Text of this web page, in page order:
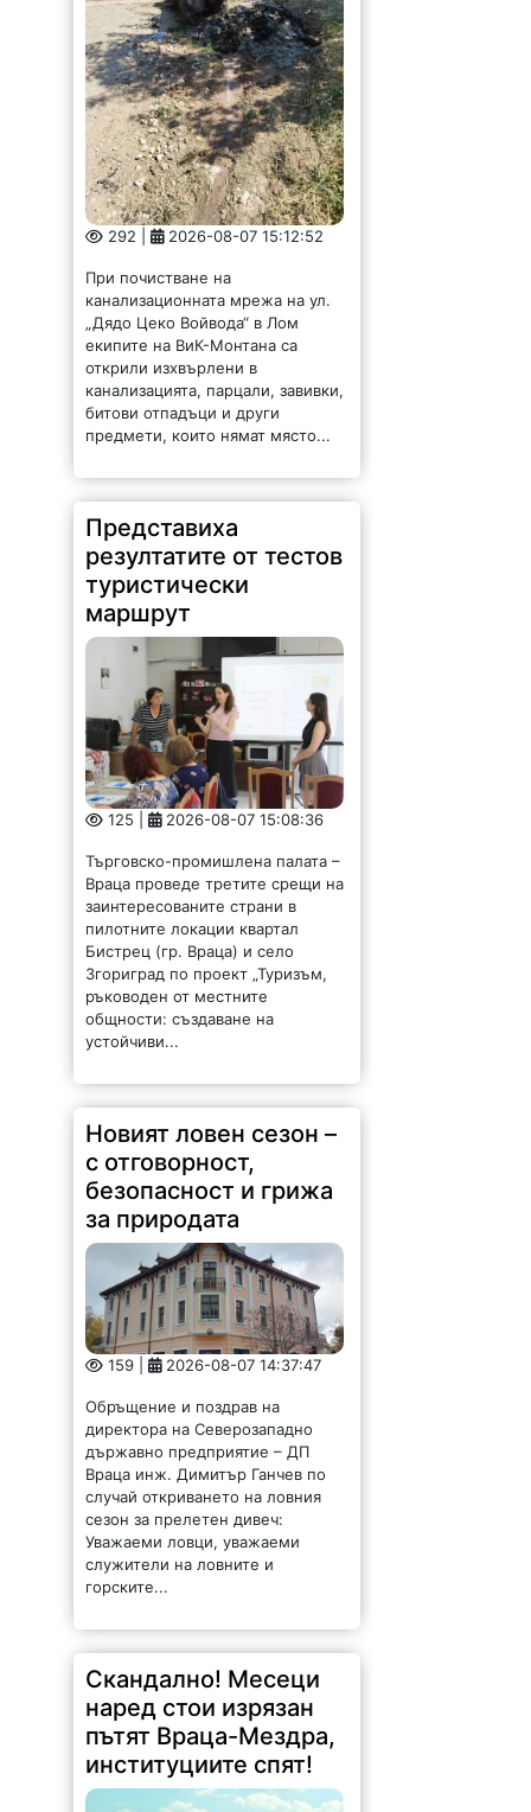
292 | 2026-08-07 15:12:52
При почистване на
канализационната мрежа на ул.
„Дядо Цеко Войвода“ в Лом
екипите на ВиК-Монтана са
открили изхвърлени в
канализацията, парцали, завивки,
битови отпадъци и други
предмети, които нямат място...
Представиха
резултатите от тестов
туристически
маршрут
125 | 2026-08-07 15:08:36
Търговско-промишлена палата –
Враца проведе третите срещи на
заинтересованите страни в
пилотните локации квартал
Бистрец (гр. Враца) и село
Згориград по проект „Туризъм,
ръководен от местните
общности: създаване на
устойчиви...
Новият ловен сезон –
с отговорност,
безопасност и грижа
за природата
159 | 2026-08-07 14:37:47
Обръщение и поздрав на
директора на Северозападно
държавно предприятие – ДП
Враца инж. Димитър Ганчев по
случай откриването на ловния
сезон за прелетен дивеч:
Уважаеми ловци, уважаеми
служители на ловните и
горските...
Скандално! Месеци
наред стои изрязан
пътят Враца-Мездра,
институциите спят!